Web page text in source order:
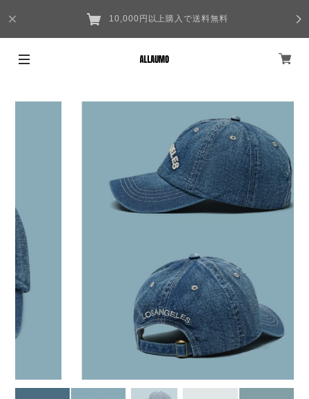
10,000円以上購入で送料無料